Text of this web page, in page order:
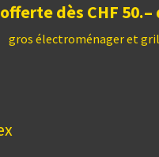
dès CHF 50.–
gros électroménager et